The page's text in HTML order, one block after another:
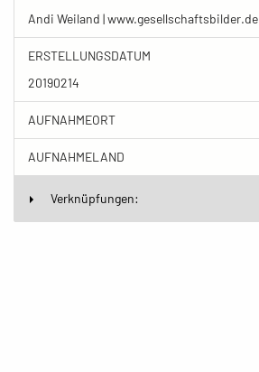
Andi Weiland | www.gesellschaftsbilder.de
ERSTELLUNGSDATUM
20190214
AUFNAHMEORT
AUFNAHMELAND
Verknüpfungen: